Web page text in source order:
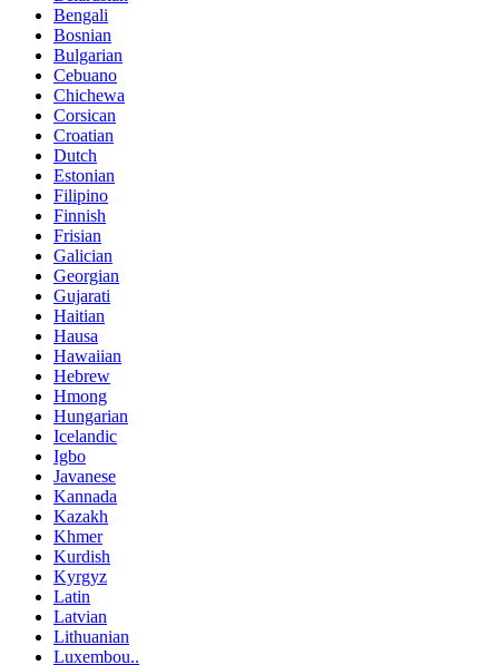
Bengali
Bosnian
Bulgarian
Cebuano
Chichewa
Corsican
Croatian
Dutch
Estonian
Filipino
Finnish
Frisian
Galician
Georgian
Gujarati
Haitian
Hausa
Hawaiian
Hebrew
Hmong
Hungarian
Icelandic
Igbo
Javanese
Kannada
Kazakh
Khmer
Kurdish
Kyrgyz
Latin
Latvian
Lithuanian
Luxembou..